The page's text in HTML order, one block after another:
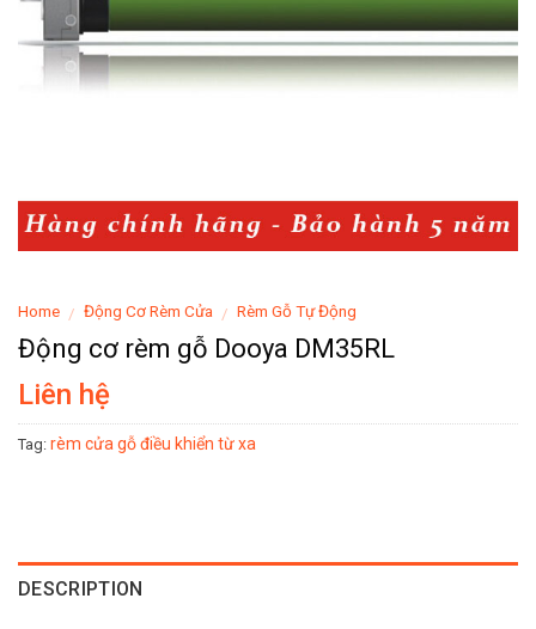
Home / Động Cơ Rèm Cửa / Rèm Gỗ Tự Động
Động cơ rèm gỗ Dooya DM35RL
Liên hệ
Tag: rèm cửa gỗ điều khiển từ xa
DESCRIPTION